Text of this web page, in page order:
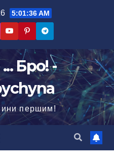
5:01:37 AM
Бро! -
першим!